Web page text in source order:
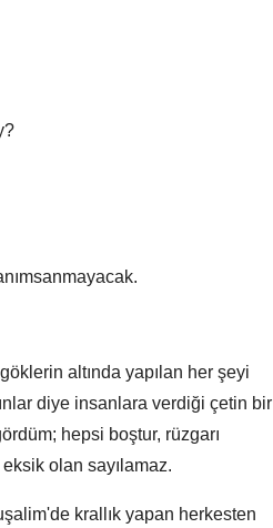
altında yapılan her şeyi
diye insanlara verdiği çetin bir
hepsi boştur, rüzgarı
olan sayılamaz.
krallık yapan herkesten